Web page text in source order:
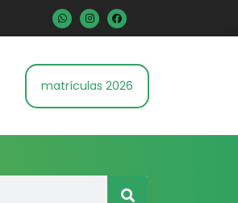
matrículas 2026